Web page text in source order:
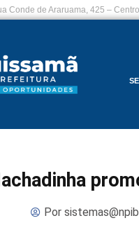
Conde de Araruama, 425 –
Por